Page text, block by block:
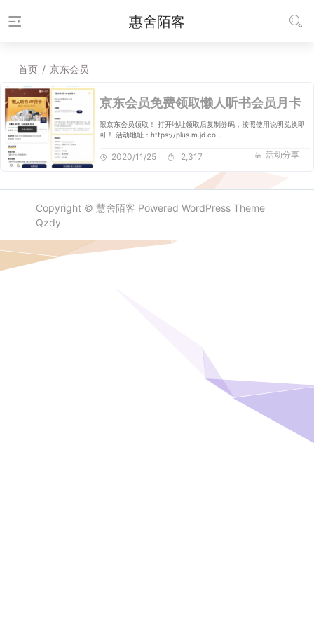
惠舍陌客
首页 / 京东会员
京东会员免费领取懒人听书会员月卡
限京东会员领取！ 打开地址领取后复制券码，按照使用说明兑换即
可！ 活动地址：https://plus.m.jd.co…
活动分享
2020/11/25 2,317
Copyright © 慧舍陌客 Powered WordPressTheme
Qzdy